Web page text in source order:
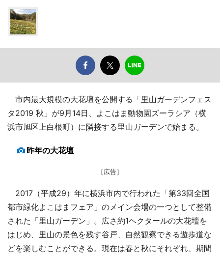
市内最大規模の大花壇を公開する「里山ガーデンフェス
タ2019 秋」が9月14日、よこはま動物園ズーラシア（横
浜市旭区上白根町）に隣接する里山ガーデンで始まる。
昨年の大花壇
［広告］
2017（平成29）年に横浜市内で行われた「第33回全国
都市緑化よこはまフェア」のメイン会場の一つとして整備
された「里山ガーデン」。広さ約1ヘクタールの大花壇を
はじめ、里山の景色を残す谷戸、自然観察できる遊歩道な
どを楽しむことができる。現在は春と秋にそれぞれ、期間